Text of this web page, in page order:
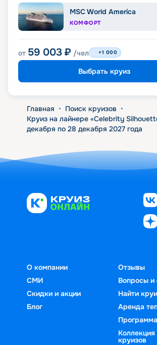
MSC World America
КОМФОРТ
от 59 003 ₽ /чел +1 000
Выбрать круиз
Главная • Поиск круизов •
Круиз на лайнере «Celebrity
декабря по 28 декабря 2027 года
О компании
СМИ
Скидки и акции
Блог
Отзывы
Вопросы и
Найти
Аренда
круизов